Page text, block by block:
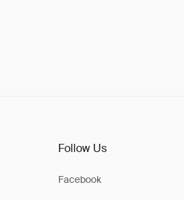
Follow Us
Facebook